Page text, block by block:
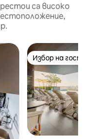
са високо
Избор на
Избор на